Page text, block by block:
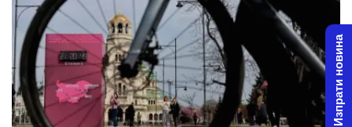
Изпрати новина